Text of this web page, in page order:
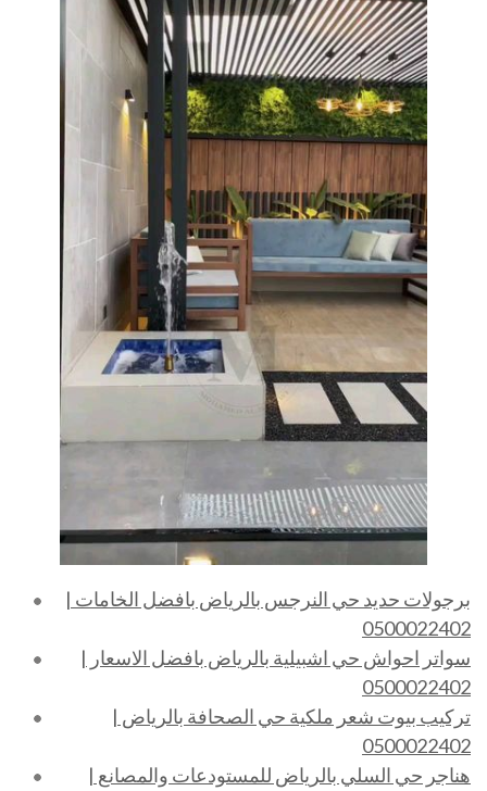
برجولات حديد حي النرجس بالرياض بافضل الخامات |
0500022402
سواتر احواش حي اشبيلية بالرياض بافضل الاسعار |
0500022402
تركيب بيوت شعر ملكية حي الصحافة بالرياض |
0500022402
هناجر حي السلي بالرياض للمستودعات والمصانع |